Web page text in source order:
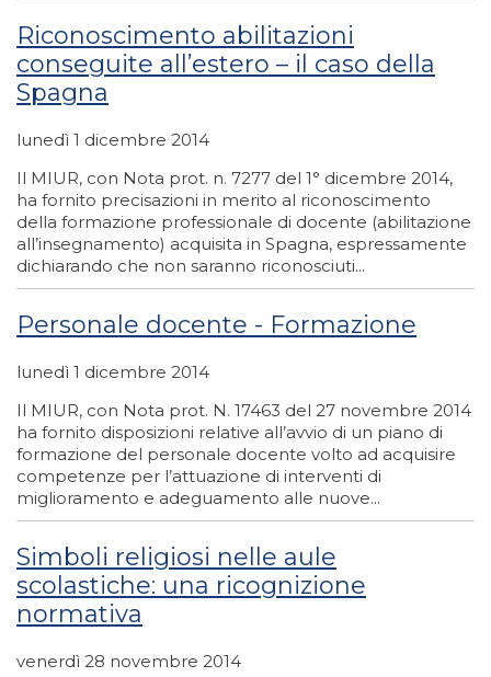
Riconoscimento abilitazioni
conseguite all’estero – il caso della
Spagna
lunedì 1 dicembre 2014
Il MIUR, con Nota prot. n. 7277 del 1° dicembre 2014,
ha fornito precisazioni in merito al riconoscimento
della formazione professionale di docente (abilitazione
all’insegnamento) acquisita in Spagna, espressamente
dichiarando che non saranno riconosciuti...
Personale docente - Formazione
lunedì 1 dicembre 2014
Il MIUR, con Nota prot. N. 17463 del 27 novembre 2014
ha fornito disposizioni relative all’avvio di un piano di
formazione del personale docente volto ad acquisire
competenze per l’attuazione di interventi di
miglioramento e adeguamento alle nuove...
Simboli religiosi nelle aule
scolastiche: una ricognizione
normativa
venerdì 28 novembre 2014